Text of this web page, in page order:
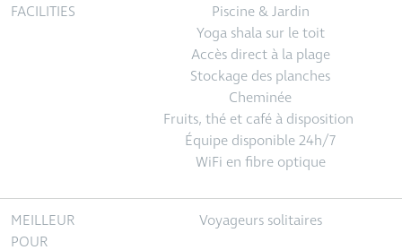
FACILITIES
Piscine & Jardin
Yoga shala sur le toit
Accès direct à la plage
Stockage des planches
Cheminée
Fruits, thé et café à disposition
Équipe disponible 24h/7
WiFi en fibre optique
MEILLEUR
POUR
Voyageurs solitaires